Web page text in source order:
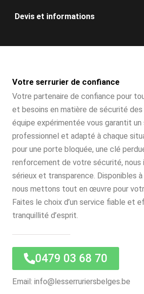
Devis et informations
Votre serrurier de confiance
Votre partenaire de confiance pour
et besoins en matière de sécurité
équipe expérimentée vous garantit un
professionnel et adapté à chaque
pour une porte bloquée, une clé
renforcement de votre sécurité, nous
sérieux et transparence. Disponibles
nous mettons tout en œuvre pour
Faites le choix d’un service fiable et
tranquillité d’esprit.
0479 03 68 70
Email: info@lesserruriersbelges.be